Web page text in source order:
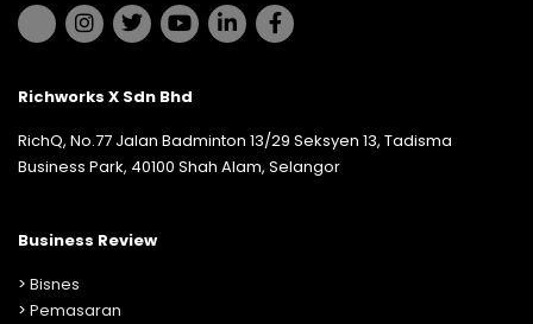
Richworks X Sdn Bhd
RichQ, No.77 Jalan Badminton 13/29 Seksyen 13, Tadisma
Business Park, 40100 Shah Alam, Selangor
Business Review
> Bisnes
> Pemasaran